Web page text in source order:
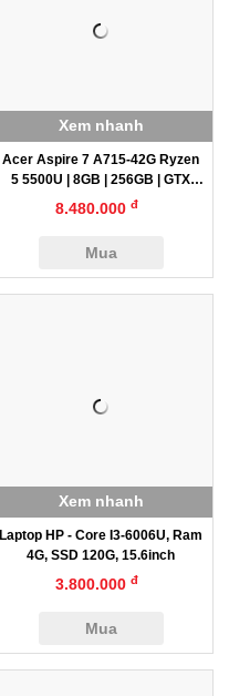
Acer Aspire 7 A715-42G Ryzen
5 5500U | 8GB | 256GB | GTX
1650
8.480.000đ
Mua
Xem nhanh
Laptop HP - Core I3-6006U, Ram
4G, SSD 120G, 15.6inch
3.800.000đ
Mua
Xem nhanh